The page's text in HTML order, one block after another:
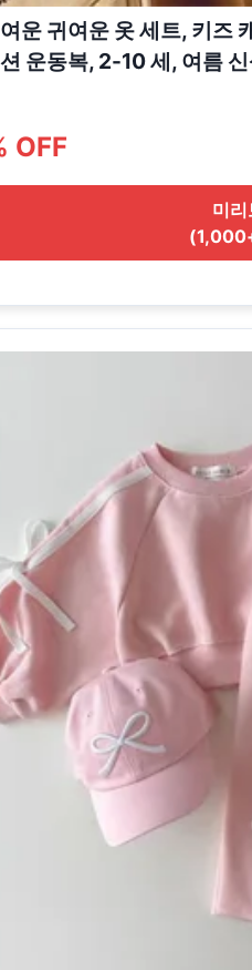
운 귀여운 옷 세트, 키즈
운동복, 2-10 세, 여름
OFF
미리